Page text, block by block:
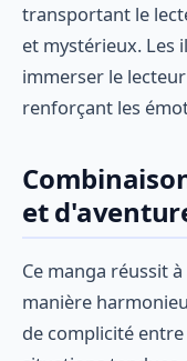
transportant le
et mystérieux. Les
immerser le
renforçant les
et
Ce manga réussit
manière
de complicité